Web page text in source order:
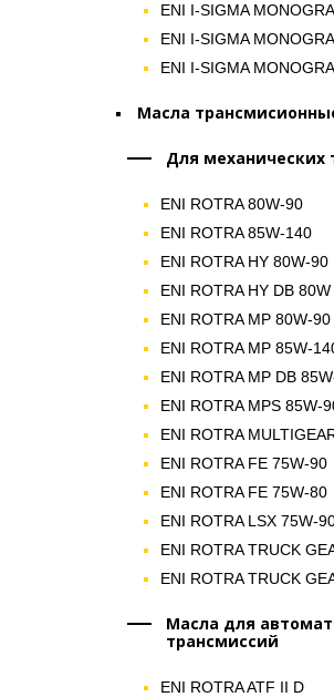
ENI I-SIGMA
ENI I-SIGMA
ENI I-SIGMA
Масла
Для механических
ENI ROTRA 80W-90
ENI ROTRA 85W-140
ENI ROTRA HY 80W-90
ENI ROTRA HY DB 80W
ENI ROTRA MP 80W-90
ENI ROTRA MP 85W-
ENI ROTRA MP DB
ENI ROTRA MPS 85W-
ENI ROTRA
ENI ROTRA FE 75W-90
ENI ROTRA FE 75W-80
ENI ROTRA LSX 75W-
ENI ROTRA TRUCK
ENI ROTRA TRUCK
Масла для
трансмиссий
ENI ROTRA ATF II D